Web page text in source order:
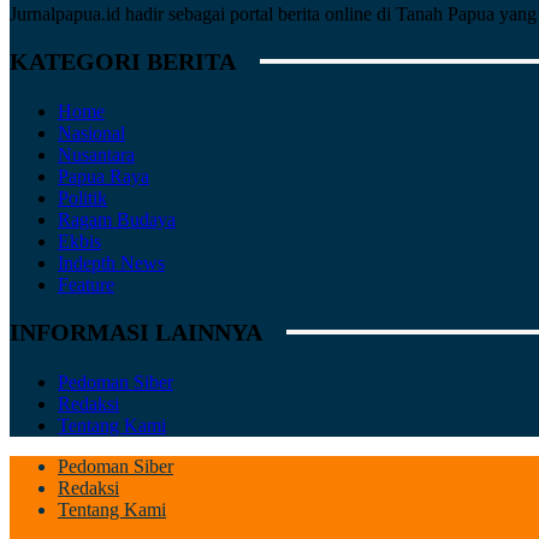
Jurnalpapua.id hadir sebagai portal berita online di Tanah Papua
KATEGORI BERITA
Home
Nasional
Nusantara
Papua Raya
Politik
Ragam Budaya
Ekbis
Indepth News
Feature
INFORMASI LAINNYA
Pedoman Siber
Redaksi
Tentang Kami
Pedoman Siber
Redaksi
Tentang Kami